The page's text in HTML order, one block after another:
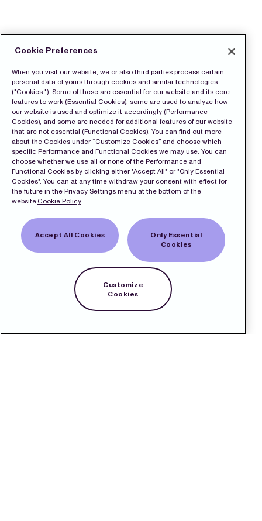
Cookie Preferences
When you visit our website, we or also third parties process certain
personal data of yours through cookies and similar technologies
("Cookies "). Some of these are essential for our website and its core
features to work (Essential Cookies), some are used to analyze how
our website is used and optimize it accordingly (Performance
Cookies), and some are needed for additional features of our website
that are not essential (Functional Cookies). You can find out more
about the Cookies under “Customize Cookies” and choose which
specific Performance and Functional Cookies we may use. You can
choose whether we use all or none of the Performance and
Functional Cookies by clicking either "Accept All" or "Only Essential
Cookies". You can at any time withdraw your consent with effect for
the future in the Privacy Settings menu at the bottom of the
website.Cookie Policy
Accept All Cookies
Only Essential
Cookies
Customize
Cookies